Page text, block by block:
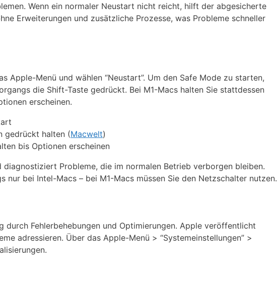
Wenn ein normaler Neustart nicht reicht, hilft der abgesicherte
Erweiterungen und zusätzliche Prozesse, was Probleme schneller
Apple-Menü und wählen “Neustart”. Um den Safe Mode zu starten,
die Shift-Taste gedrückt. Bei M1-Macs halten Sie stattdessen
erscheinen.
gedrückt halten (Macwelt)
bis Optionen erscheinen
Probleme, die im normalen Betrieb verborgen bleiben.
bei Intel-Macs – bei M1-Macs müssen Sie den Netzschalter nutzen.
durch Fehlerbehebungen und Optimierungen. Apple veröffentlicht
adressieren. Über das Apple-Menü > “Systemeinstellungen” >